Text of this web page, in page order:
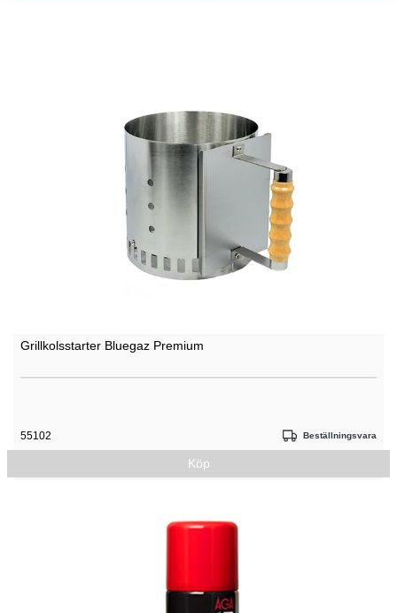
Grillkolsstarter Bluegaz Premium
55102 Beställningsvara
Köp